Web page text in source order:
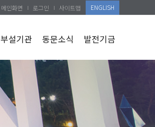
메인화면 로그인 사이트맵 ENGLISH
부설기관 동문소식 발전기금